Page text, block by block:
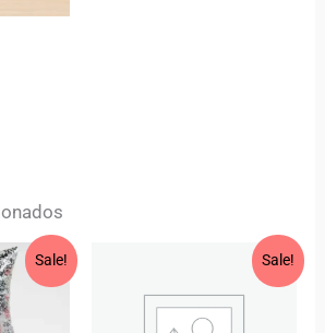
Sale! Sale!
was:
$8,000.
is:
$6,000.